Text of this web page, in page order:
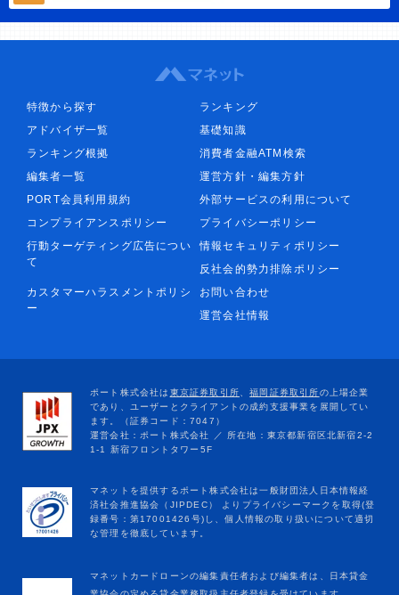
特徴から探す
ランキング
アドバイザ一覧
基礎知識
ランキング根拠
消費者金融ATM検索
編集者一覧
運営方針・編集方針
PORT会員利用規約
外部サービスの利用について
コンプライアンスポリシー
プライバシーポリシー
行動ターゲティング広告につい
て
情報セキュリティポリシー
反社会的勢力排除ポリシー
カスタマーハラスメントポリシ
ー
お問い合わせ
運営会社情報
マネットカードローンの編集責任者および編集者は、日本貸金